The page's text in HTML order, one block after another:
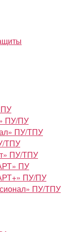
ПУ/ПУ
ПУ/ТПУ
ТПУ
ПУ/ТПУ
ПУ
ПУ/ПУ
ПУ/ТПУ